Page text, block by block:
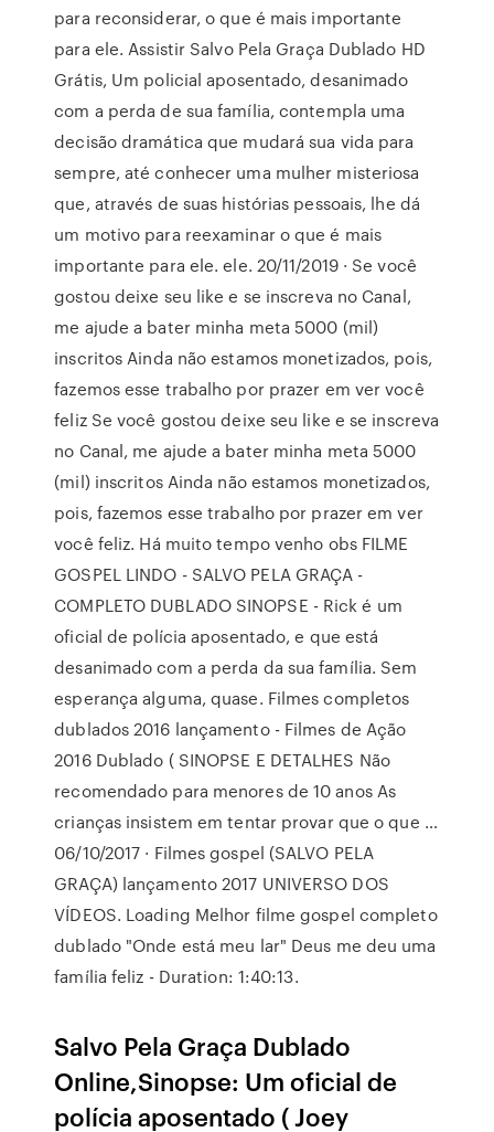
para reconsiderar, o que é mais importante
para ele. Assistir Salvo Pela Graça Dublado HD
Grátis, Um policial aposentado, desanimado
com a perda de sua família, contempla uma
decisão dramática que mudará sua vida para
sempre, até conhecer uma mulher misteriosa
que, através de suas histórias pessoais, lhe dá
um motivo para reexaminar o que é mais
importante para ele. ele. 20/11/2019 · Se você
gostou deixe seu like e se inscreva no Canal,
me ajude a bater minha meta 5000 (mil)
inscritos Ainda não estamos monetizados, pois,
fazemos esse trabalho por prazer em ver você
feliz Se você gostou deixe seu like e se inscreva
no Canal, me ajude a bater minha meta 5000
(mil) inscritos Ainda não estamos monetizados,
pois, fazemos esse trabalho por prazer em ver
você feliz. Há muito tempo venho obs FILME
GOSPEL LINDO - SALVO PELA GRAÇA -
COMPLETO DUBLADO SINOPSE - Rick é um
oficial de polícia aposentado, e que está
desanimado com a perda da sua família. Sem
esperança alguma, quase. Filmes completos
dublados 2016 lançamento - Filmes de Ação
2016 Dublado ( SINOPSE E DETALHES Não
recomendado para menores de 10 anos As
crianças insistem em tentar provar que o que …
06/10/2017 · Filmes gospel (SALVO PELA
GRAÇA) lançamento 2017 UNIVERSO DOS
VÍDEOS. Loading Melhor filme gospel completo
dublado "Onde está meu lar" Deus me deu uma
família feliz - Duration: 1:40:13.
Salvo Pela Graça Dublado
Online,Sinopse: Um oficial de
polícia aposentado ( Joey